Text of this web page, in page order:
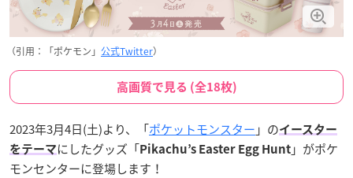
（引用：「ポケモン」 公式Twitter）
高画質で見る (全18枚)
2023年3月4日(土)より、「ポケットモンスター 」のイースター
をテーマ にしたグッズ「Pikachu’s Easter Egg Hunt 」がポケ
モンセンターに登場します！